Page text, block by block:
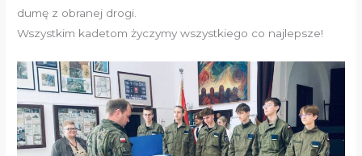
dumę z obranej drogi.
Wszystkim kadetom życzymy wszystkiego co najlepsze!